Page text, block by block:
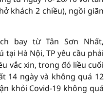
khách 2 chiều), ngồi giãn
bay từ Tân Sơn Nhất,
tại Hà Nội, TP yêu cầu phải
vắc xin, trong đó liều cuối
14 ngày và không quá 12
khỏi Covid-19 không quá